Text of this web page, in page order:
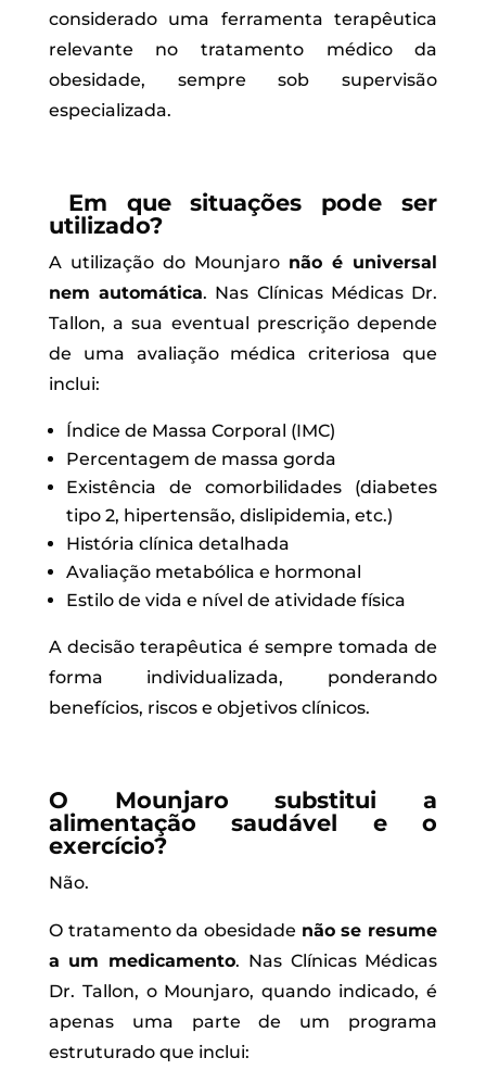
considerado uma ferramenta terapêutica
relevante no tratamento médico da
obesidade, sempre sob supervisão
especializada.
Em que situações pode ser
utilizado?
A utilização do Mounjaro não é universal
nem automática. Nas Clínicas Médicas Dr.
Tallon, a sua eventual prescrição depende
de uma avaliação médica criteriosa que
inclui:
Índice de Massa Corporal (IMC)
Percentagem de massa gorda
Existência de comorbilidades (diabetes
tipo 2, hipertensão, dislipidemia, etc.)
História clínica detalhada
Avaliação metabólica e hormonal
Estilo de vida e nível de atividade física
A decisão terapêutica é sempre tomada de
forma individualizada, ponderando
benefícios, riscos e objetivos clínicos.
O Mounjaro substitui a
alimentação saudável e o
exercício?
Não.
O tratamento da obesidade não se resume
a um medicamento. Nas Clínicas Médicas
Dr. Tallon, o Mounjaro, quando indicado, é
apenas uma parte de um programa
estruturado que inclui: